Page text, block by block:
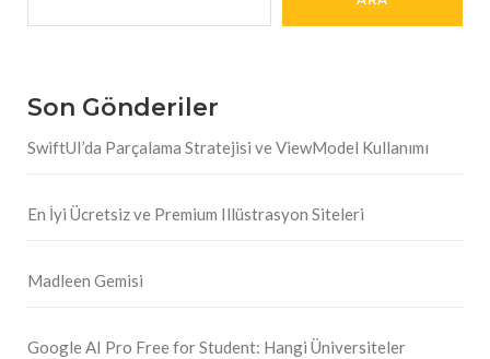
Son Gönderiler
SwiftUI’da Parçalama Stratejisi ve ViewModel Kullanımı
En İyi Ücretsiz ve Premium Illüstrasyon Siteleri
Madleen Gemisi
Google AI Pro Free for Student: Hangi Üniversiteler